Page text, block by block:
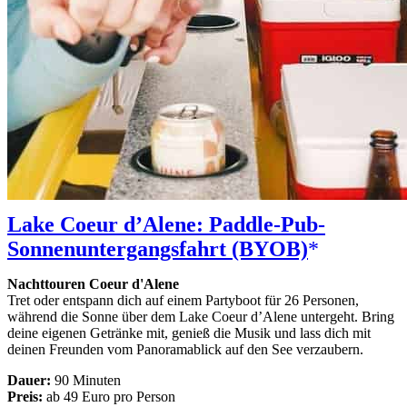
Lake Coeur d’Alene: Paddle-Pub-
Sonnenuntergangsfahrt (BYOB)
Nachttouren Coeur d'Alene
Tret oder entspann dich auf einem Partyboot für 26 Personen,
während die Sonne über dem Lake Coeur d’Alene untergeht. Bring
deine eigenen Getränke mit, genieß die Musik und lass dich mit
deinen Freunden vom Panoramablick auf den See verzaubern.
Dauer: 90 Minuten
Preis: ab 49 Euro pro Person